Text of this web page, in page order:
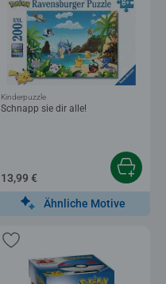
Schnapp sie dir alle!
Kinderpuzzle
13,99 €
Ähnliche Motive